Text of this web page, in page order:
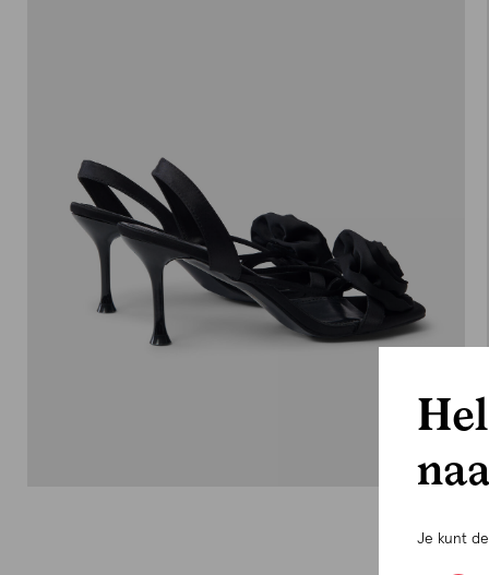
Je kunt